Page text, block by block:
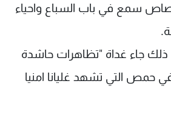
سمع في باب السباع واحياء
ذلك جاء غداة "تظاهرات حاشدة
حمص التي تشهد غليانا امنيا